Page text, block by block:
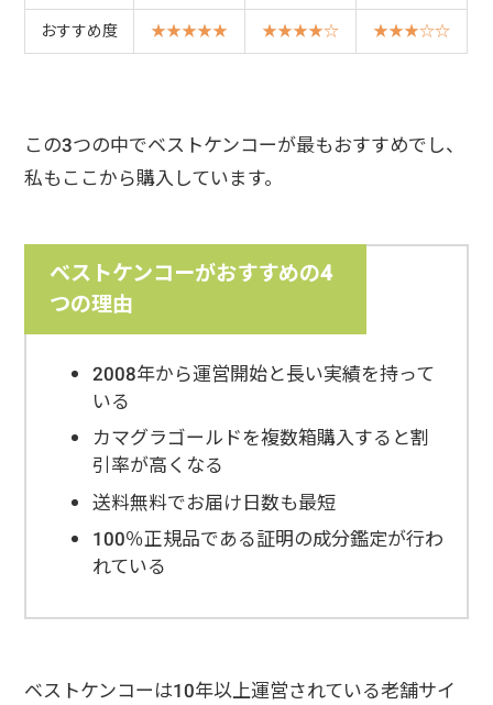
おすすめ度 ★★★★★ ★★★★☆ ★★★☆☆
この3つの中でベストケンコーが最もおすすめでし、
私もここから購入しています。
ベストケンコーがおすすめの4
つの理由
2008年から運営開始と長い実績を持って
いる
カマグラゴールドを複数箱購入すると割
引率が高くなる
送料無料でお届け日数も最短
100％正規品である証明の成分鑑定が行わ
れている
ベストケンコーは10年以上運営されている老舗サイ